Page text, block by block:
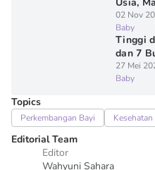
02 Nov
Baby
Tinggi
dan 7
27 Mei
Baby
Topics
Perkembangan Bayi Kesehatan
Editorial Team
Editor
Wahyuni Sahara